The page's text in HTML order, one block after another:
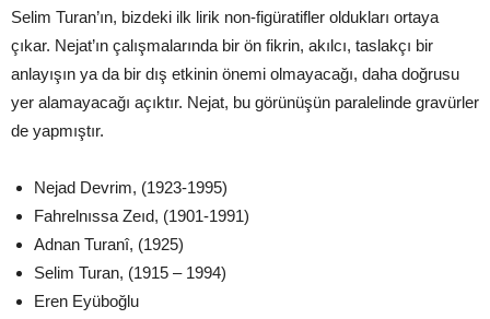
Selim Turan’ın, bizdeki ilk lirik non-figüratifler oldukları ortaya
çıkar. Nejat’ın çalışmalarında bir ön fikrin, akılcı, taslakçı bir
anlayışın ya da bir dış etkinin önemi olmayacağı, daha doğrusu
yer alamayacağı açıktır. Nejat, bu görünüşün paralelinde gravürler
de yapmıştır.
Nejad Devrim, (1923-1995)
Fahrelnıssa Zeıd, (1901-1991)
Adnan Turanî, (1925)
Selim Turan, (1915 – 1994)
Eren Eyüboğlu